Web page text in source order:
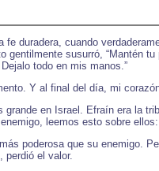
duradera, cuando
gentilmente susurró, “Mantén
todo en mis manos.”
Y al final del día, mi
en Israel. Efraín era la
leemos esto sobre
poderosa que su enemigo.
perdió el valor.